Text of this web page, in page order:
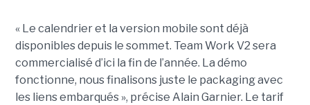
« Le calendrier et la version mobile sont déjà
disponibles depuis le sommet. Team Work V2 sera
commercialisé d’ici la fin de l’année. La démo
fonctionne, nous finalisons juste le packaging avec
les liens embarqués », précise Alain Garnier. Le tarif